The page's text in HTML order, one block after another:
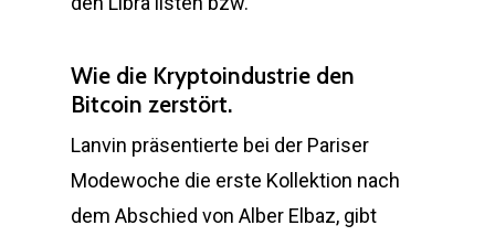
Wie die Kryptoindustrie den
Bitcoin zerstört.
Lanvin präsentierte bei der Pariser
Modewoche die erste Kollektion nach
dem Abschied von Alber Elbaz, gibt